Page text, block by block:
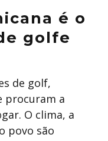
é o
golfe
de golf,
procuram a
O clima, a
povo são